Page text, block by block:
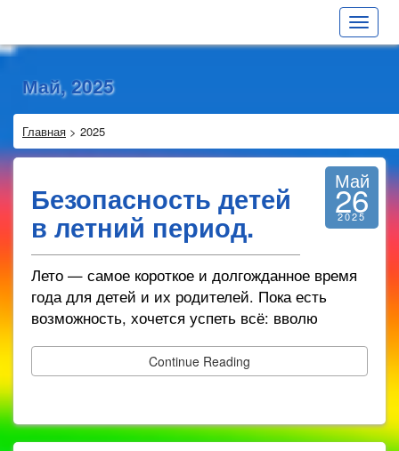
Toggle
Май, 2025
Главная > 2025
Безопасность детей
в летний период.
Май
26
2025
Лето — самое короткое и долгожданное время
года для детей и их родителей. Пока есть
возможность, хочется успеть всё: вволю
Continue Reading